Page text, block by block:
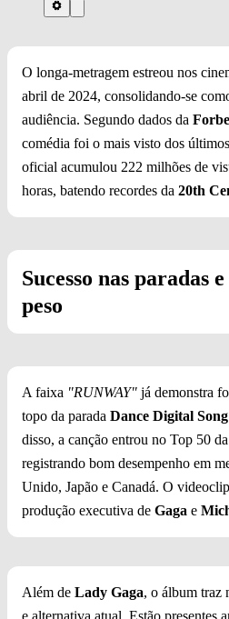
O longa-metragem estreou nos
abril de 2024, consolidando-se
audiência. Segundo dados da
comédia foi o mais visto dos
oficial acumulou 222 milhões de
horas, batendo recordes da 20th
Sucesso nas paradas
peso
A faixa "RUNWAY" já demonstra
topo da parada Dance Digital Song
disso, a canção entrou no Top 50 da
registrando bom desempenho em
Unido, Japão e Canadá. O
produção executiva de Gaga e
Além de Lady Gaga, o álbum traz
e alternativa atual. Estão presentes